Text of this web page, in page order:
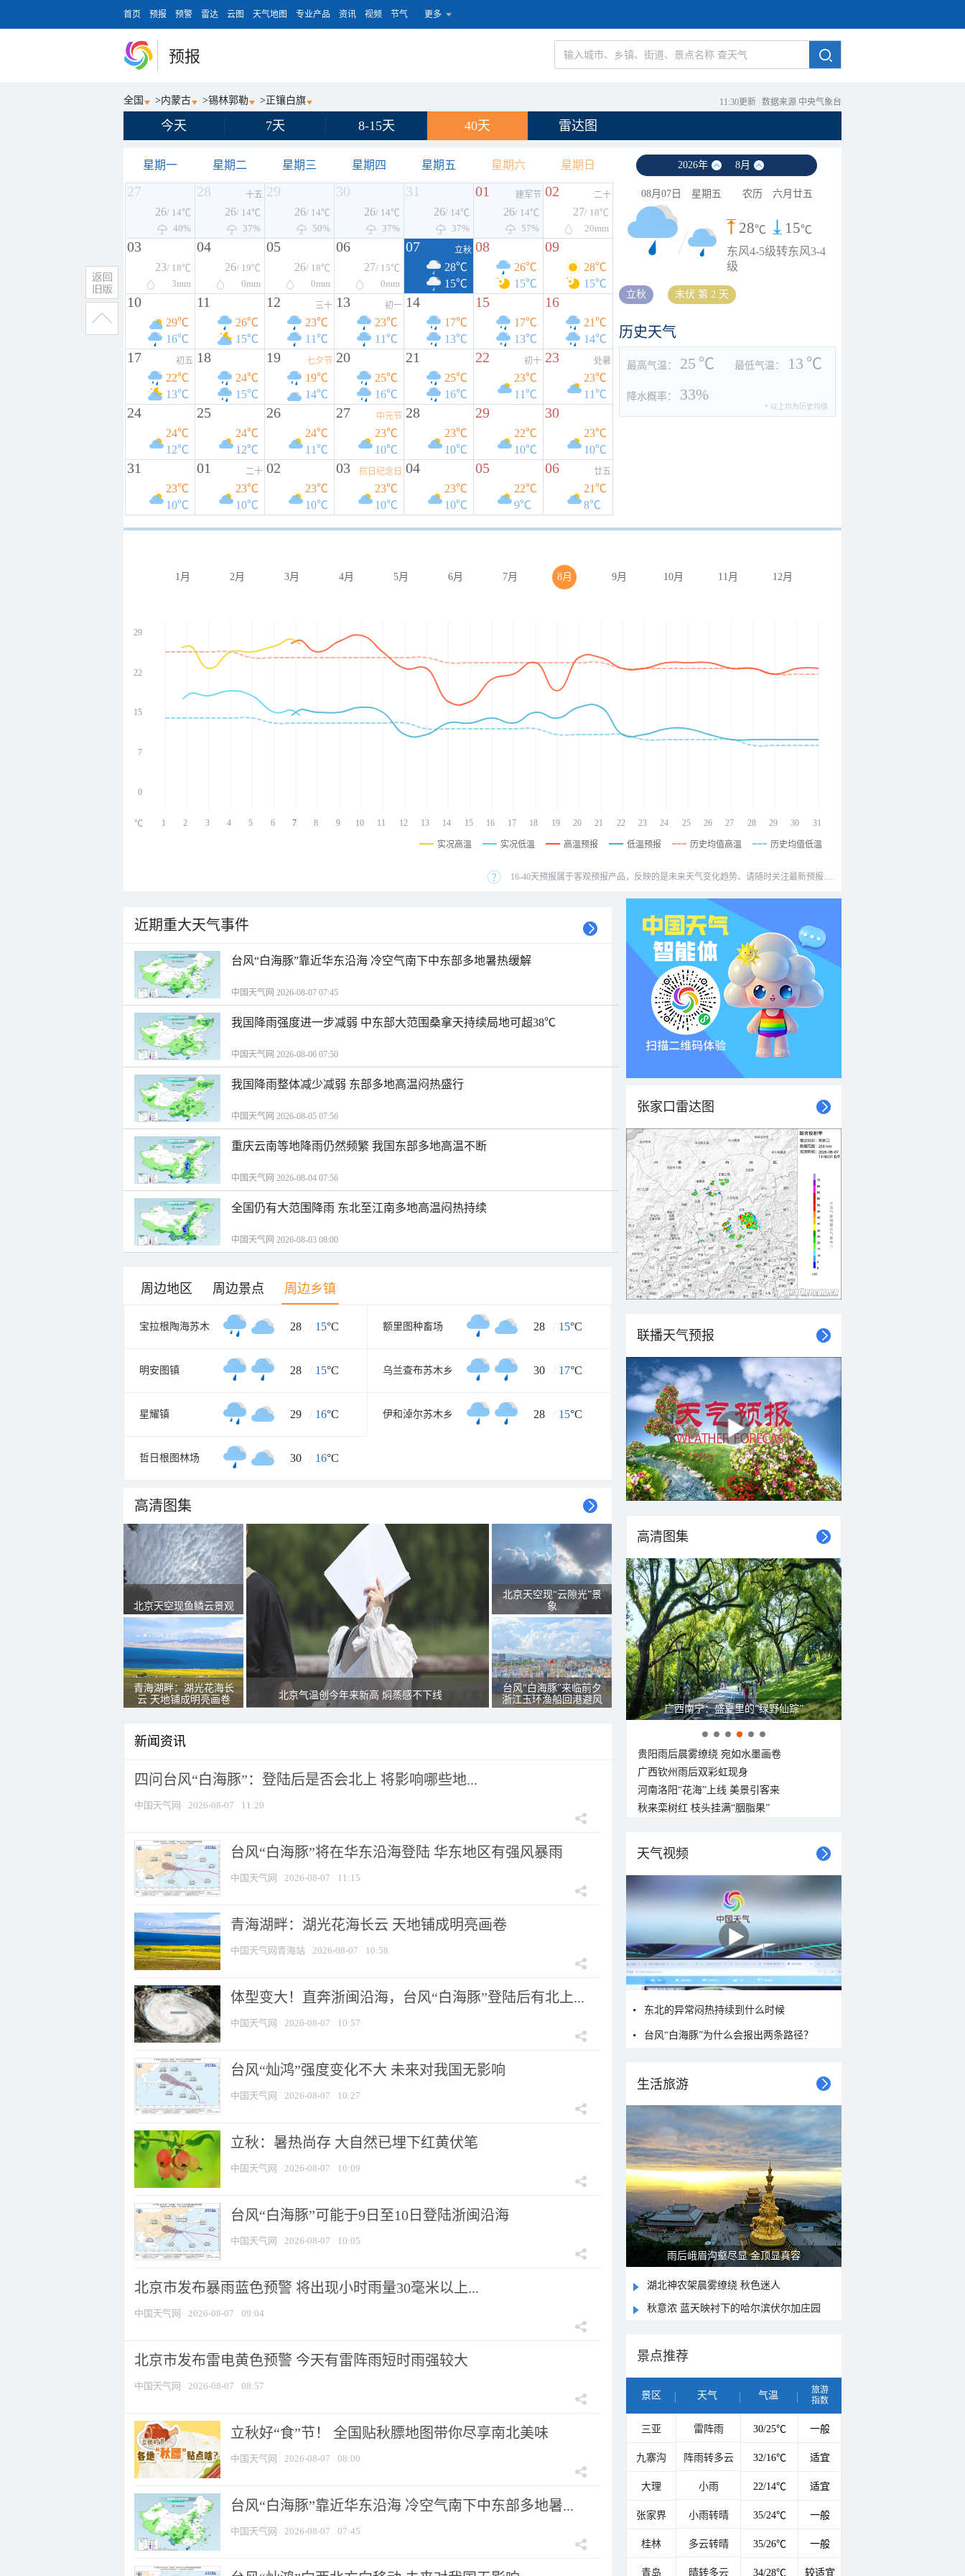
首页 预报 预警 雷达 云图 天气地图 专业产品 资讯 视频 节气 更多
预报
全国 >内蒙古 >锡林郭勒 > 正镶白旗 11:30更新 数据来源 中央气象台
今天 7天 8-15天 40天 雷达图
星期一 星期二 星期三 星期四 星期五 星期六 星期日
27
26/ 14℃
40%
28 十五
26/ 14℃
37%
29
26/ 14℃
50%
30
26/ 14℃
37%
31
26/ 14℃
37%
01 建军节
26/ 14℃
57%
02 二十
27/ 18℃
20mm
03
23/ 18℃
3mm
04
26/ 19℃
0mm
05
26/ 18℃
0mm
06
27/ 15℃
0mm
07 立秋
28℃
15℃
08
26℃
15℃
09
28℃
15℃
10
29℃
16℃
11
26℃
15℃
12 三十
23℃
11℃
13 初一
23℃
11℃
14
17℃
13℃
15
17℃
13℃
16
21℃
14℃
17 初五
22℃
13℃
18
24℃
15℃
19 七夕节
19℃
14℃
20
25℃
16℃
21
25℃
16℃
22 初十
23℃
11℃
23 处暑
23℃
11℃
24
24℃
12℃
25
24℃
12℃
26
24℃
11℃
27 中元节
23℃
10℃
28
23℃
10℃
29
22℃
10℃
30
23℃
10℃
31
23℃
10℃
01 二十
23℃
10℃
02
23℃
10℃
03 抗日纪念日
23℃
10℃
04
23℃
10℃
05
22℃
9℃
06 廿五
21℃
8℃
2026年 8月
08月07日 星期五 农历 六月廿五
28℃ 15℃
东风4-5级转东风3-4
级
立秋 末伏 第 2 天
历史天气
最高气温： 25 ℃ 最低气温： 13 ℃
降水概率： 33%
* 以上均为历史均值
1月 2月 3月 4月 5月 6月 7月 8月 9月 10月 11月 12月
29
22
15
7
0
1 2 3 4 5 6 7 8 9 10 11 12 13 14 15 16 17 18 19 20 21 22 23 24 25 26 27 28 29 30 31
℃
实况高温 实况低温 高温预报 低温预报 历史均值高温 历史均值低温
16-40天预报属于客观预报产品，反映的是未来天气变化趋势、请随时关注最新预报.....
近期重大天气事件
台风“白海豚”靠近华东沿海 冷空气南下中东部多地暑热缓解
中国天气网 2026-08-07 07:45
我国降雨强度进一步减弱 中东部大范围桑拿天持续局地可超38℃
中国天气网 2026-08-06 07:50
我国降雨整体减少减弱 东部多地高温闷热盛行
中国天气网 2026-08-05 07:56
重庆云南等地降雨仍然频繁 我国东部多地高温不断
中国天气网 2026-08-04 07:56
全国仍有大范围降雨 东北至江南多地高温闷热持续
中国天气网 2026-08-03 08:00
周边地区 周边景点 周边乡镇
宝拉根陶海苏木 28 / 15°C 额里图种畜场 28 / 15°C
明安图镇 28 / 15°C 乌兰查布苏木乡 30 / 17°C
星耀镇 29 / 16°C 伊和淖尔苏木乡 28 / 15°C
哲日根图林场 30 / 16°C
高清图集
北京天空现鱼鳞云景观
青海湖畔：湖光花海长
云 天地铺成明亮画卷
北京气温创今年来新高 焖蒸感不下线
北京天空现“云隙光”景
象
台风“白海豚”来临前夕
浙江玉环渔船回港避风
新闻资讯
四问台风“白海豚”：登陆后是否会北上 将影响哪些地...
中国天气网 2026-08-07 11:20
台风“白海豚”将在华东沿海登陆 华东地区有强风暴雨
中国天气网 2026-08-07 11:15
青海湖畔：湖光花海长云 天地铺成明亮画卷
中国天气网青海站 2026-08-07 10:58
体型变大！直奔浙闽沿海，台风“白海豚”登陆后有北上...
中国天气网 2026-08-07 10:57
台风“灿鸿”强度变化不大 未来对我国无影响
中国天气网 2026-08-07 10:27
立秋：暑热尚存 大自然已埋下红黄伏笔
中国天气网 2026-08-07 10:09
台风“白海豚”可能于9日至10日登陆浙闽沿海
中国天气网 2026-08-07 10:05
北京市发布暴雨蓝色预警 将出现小时雨量30毫米以上...
中国天气网 2026-08-07 09:04
北京市发布雷电黄色预警 今天有雷阵雨短时雨强较大
中国天气网 2026-08-07 08:57
立秋好“食”节！ 全国贴秋膘地图带你尽享南北美味
中国天气网 2026-08-07 08:00
台风“白海豚”靠近华东沿海 冷空气南下中东部多地暑...
中国天气网 2026-08-07 07:45
张家口雷达图
联播天气预报
高清图集
呼伦贝尔草原 藏着最治愈的蓝天白云
贵阳雨后晨雾缭绕 宛如水墨画卷
广西钦州雨后双彩虹现身
河南洛阳“花海”上线 美景引客来
秋来栾树红 枝头挂满“胭脂果”
天气视频
东北的异常闷热持续到什么时候
台风“白海豚”为什么会报出两条路径？
生活旅游
山水扇面：秋红点缀颐和园西堤
湖北神农架晨雾缭绕 秋色迷人
秋意浓 蓝天映衬下的哈尔滨伏尔加庄园
景点推荐
景区 天气 气温
旅游
指数
三亚 雷阵雨 30/25℃ 一般
九寨沟 阵雨转多云 32/16℃ 适宜
大理 小雨 22/14℃ 适宜
张家界 小雨转晴 35/24℃ 一般
桂林 多云转晴 35/26℃ 一般
青岛 晴转多云 34/28℃ 较适宜